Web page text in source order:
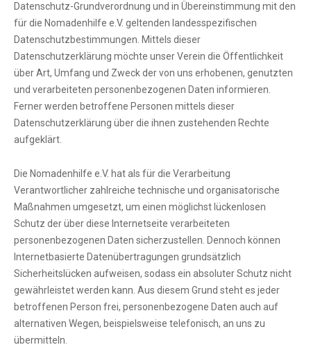
Datenschutz-Grundverordnung und in Übereinstimmung mit den
für die Nomadenhilfe e.V. geltenden landesspezifischen
Datenschutzbestimmungen. Mittels dieser
Datenschutzerklärung möchte unser Verein die Öffentlichkeit
über Art, Umfang und Zweck der von uns erhobenen, genutzten
und verarbeiteten personenbezogenen Daten informieren.
Ferner werden betroffene Personen mittels dieser
Datenschutzerklärung über die ihnen zustehenden Rechte
aufgeklärt.
Die Nomadenhilfe e.V. hat als für die Verarbeitung
Verantwortlicher zahlreiche technische und organisatorische
Maßnahmen umgesetzt, um einen möglichst lückenlosen
Schutz der über diese Internetseite verarbeiteten
personenbezogenen Daten sicherzustellen. Dennoch können
Internetbasierte Datenübertragungen grundsätzlich
Sicherheitslücken aufweisen, sodass ein absoluter Schutz nicht
gewährleistet werden kann. Aus diesem Grund steht es jeder
betroffenen Person frei, personenbezogene Daten auch auf
alternativen Wegen, beispielsweise telefonisch, an uns zu
übermitteln.